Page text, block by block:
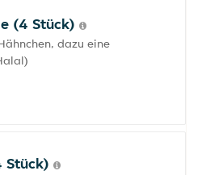
(4 Stück)
dazu eine
Stück)